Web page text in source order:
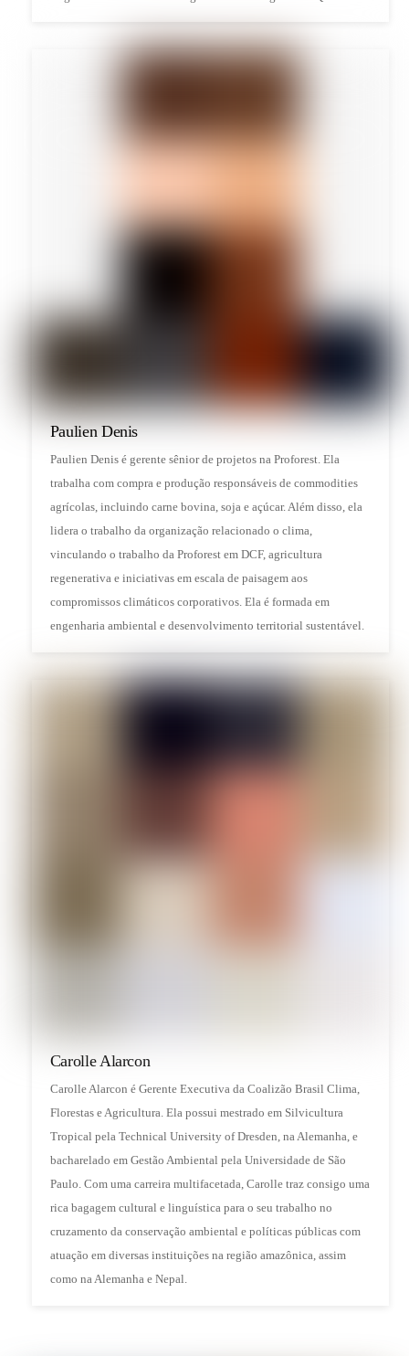
Paulien Denis
Paulien Denis é gerente sênior de projetos na Proforest. Ela
trabalha com compra e produção responsáveis de commodities
agrícolas, incluindo carne bovina, soja e açúcar. Além disso, ela
lidera o trabalho da organização relacionado o clima,
vinculando o trabalho da Proforest em DCF, agricultura
regenerativa e iniciativas em escala de paisagem aos
compromissos climáticos corporativos. Ela é formada em
engenharia ambiental e desenvolvimento territorial sustentável.
Carolle Alarcon
Carolle Alarcon é Gerente Executiva da Coalizão Brasil Clima,
Florestas e Agricultura. Ela possui mestrado em Silvicultura
Tropical pela Technical University of Dresden, na Alemanha, e
bacharelado em Gestão Ambiental pela Universidade de São
Paulo. Com uma carreira multifacetada, Carolle traz consigo uma
rica bagagem cultural e linguística para o seu trabalho no
cruzamento da conservação ambiental e políticas públicas com
atuação em diversas instituições na região amazônica, assim
como na Alemanha e Nepal.